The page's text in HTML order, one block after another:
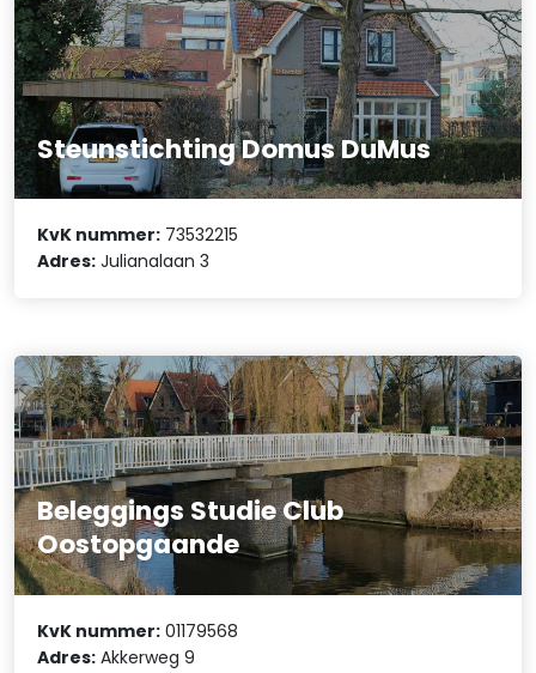
Steunstichting Domus DuMus
KvK nummer: 73532215
Adres: Julianalaan 3
Beleggings Studie Club
Oostopgaande
KvK nummer: 01179568
Adres: Akkerweg 9